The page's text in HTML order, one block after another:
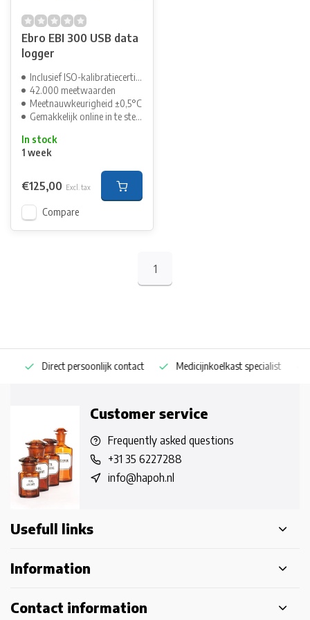
Ebro EBI 300 USB data
logger
Inclusief ISO-kalibratiecertificaat
42.000 meetwaarden
Meetnauwkeurigheid ±0,5°C
Gemakkelijk online in te stellen
In stock
1 week
€125,00 Excl. tax
Compare
1
Direct persoonlijk contact Medicijnkoelkast specialist
Customer service
Frequently asked questions
+31 35 6227288
info@hapoh.nl
Usefull links
Information
Contact information